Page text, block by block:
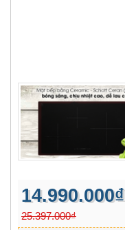
14.990.000₫
25.397.000₫